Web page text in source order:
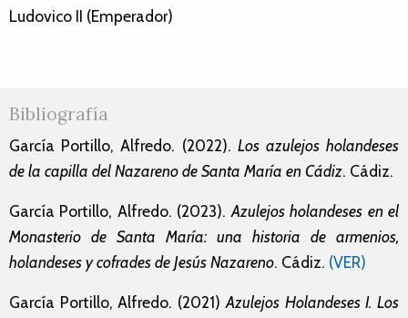
Ludovico II (Emperador)
Bibliografía
García Portillo, Alfredo. (2022). Los azulejos holandeses
de la capilla del Nazareno de Santa María en Cádiz. Cádiz.
García Portillo, Alfredo. (2023). Azulejos holandeses en el
Monasterio de Santa María: una historia de armenios,
holandeses y cofrades de Jesús Nazareno. Cádiz. (VER)
García Portillo, Alfredo. (2021) Azulejos Holandeses I. Los